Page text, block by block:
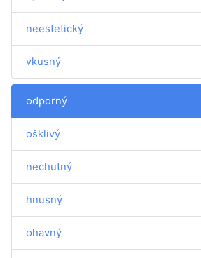
neestetický
vkusný
odporný
ošklivý
nechutný
hnusný
ohavný